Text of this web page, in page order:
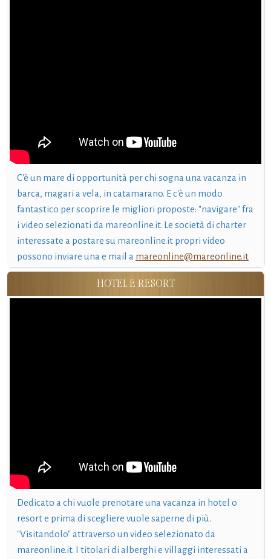
C'è un mare di opportunità per chi sogna una vacanza in
barca, magari a vela, in catamarano. E c'è un modo
fantastico per scoprire le migliori proposte: "navigare" fra
i video selezionati da mareonline.it. Le società di charter
interessate a postare su mareonline.it propri video
possono inviare una e mail a mareonline@mareonline.it
HOTEL E RESORT
Dedicato a chi vuole prenotare una vacanza in hotel o
resort e prima di scegliere vuole saperne di più.
"Visitandolo" attraverso un video selezionato da
mareonline.it. I titolari di alberghi e villaggi interessati a